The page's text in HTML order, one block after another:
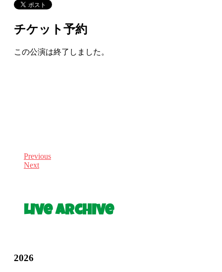
チケット予約
この公演は終了しました。
Previous
Next
Live Archive
2026